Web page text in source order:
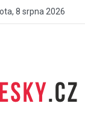
8 srpna 2026